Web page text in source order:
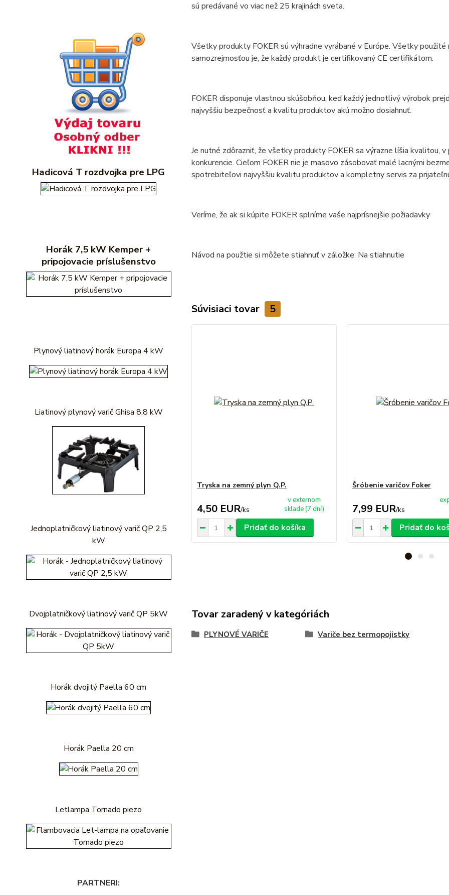
Hadicová T rozdvojka pre LPG
Horák 7,5 kW Kemper +
pripojovacie príslušenstvo
Plynový liatinový horák Europa 4 kW
Liatinový plynový varič Ghisa 8,8 kW
Jednoplatničkový liatinový varič QP 2,5
kW
Dvojplatničkový liatinový varič QP 5kW
Horák dvojitý Paella 60 cm
Horák Paella 20 cm
Letlampa Tornado piezo
PARTNERI:
sú predávané vo viac než 25 krajinách sveta.
Všetky produkty FOKER sú výhradne vyrábané v Európe. Všetky
samozrejmosťou je, že každý produkt je certifikovaný CE certifikátom.
FOKER disponuje vlastnou skúšobňou, keď každý jednotlivý výrobok
najvyššiu bezpečnosť a kvalitu produktov akú možno dosiahnuť.
Je nutné zdôrazniť, že všetky produkty FOKER sa výrazne líšia kvalitou,
konkurencie. Cieľom FOKER nie je masovo zásobovať malé lacnými
spotrebiteľovi najvyššiu kvalitu produktov a kompletny servis za
Veríme, že ak si kúpite FOKER splníme vaše najprísnejšie požiadavky
Návod na použtie si môžete stiahnuť v záložke: Na stiahnutie
Súvisiaci tovar 5
Tryska na zemný plyn Q.P.
4,50 EUR/ks
v externom
sklade (7 dní)
Pridať do košíka
Šróbenie varičov Foker
7,99 EUR/ks
Pridať do
Tovar zaradený v kategóriách
PLYNOVÉ VARIČE Variče bez termopojistky